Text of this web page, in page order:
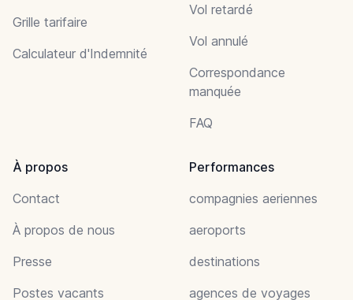
Grille tarifaire
Calculateur d'Indemnité
Vol retardé
Vol annulé
Correspondance
manquée
FAQ
À propos
Contact
À propos de nous
Presse
Postes vacants
Performances
compagnies aeriennes
aeroports
destinations
agences de voyages